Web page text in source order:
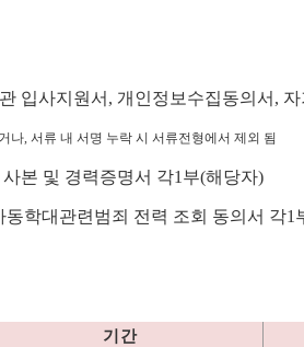
입사지원서 , 개인정보수집동의서 ,
나, 서류 내 서명 누락 시 서류전형에서 제외 됨
사본 및 경력증명서 각1부(해당자)
동학대관련범죄 전력 조회 동의서 각1
기 간